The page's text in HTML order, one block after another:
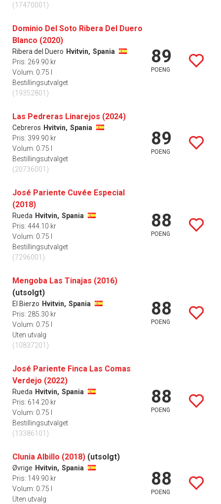
(17470001)
Dominio Del Soto Ribera Del Duero
Blanco (2020)
Ribera del Duero Hvitvin, Spania
Pris: 269.90 kr
Volum: 0.75 l
Bestillingsutvalget
(19352801)
89
POENG
Las Pedreras Linarejos (2024)
Cebreros Hvitvin, Spania
Pris: 399.90 kr
Volum: 0.75 l
Bestillingsutvalget
(20736001)
89
POENG
José Pariente Cuvée Especial
(2018)
Rueda Hvitvin, Spania
Pris: 444.10 kr
Volum: 0.75 l
Bestillingsutvalget
(7296001)
88
POENG
Mengoba Las Tinajas (2016)
(utsolgt)
El Bierzo Hvitvin, Spania
Pris: 285.30 kr
Volum: 0.75 l
Uten utvalg
(10837201)
88
POENG
José Pariente Finca Las Comas
Verdejo (2022)
Rueda Hvitvin, Spania
Pris: 614.20 kr
Volum: 0.75 l
Bestillingsutvalget
(13386101)
88
POENG
Clunia Albillo (2018) (utsolgt)
Øvrige Hvitvin, Spania
Pris: 149.90 kr
Volum: 0.75 l
Uten utvalg
88
POENG